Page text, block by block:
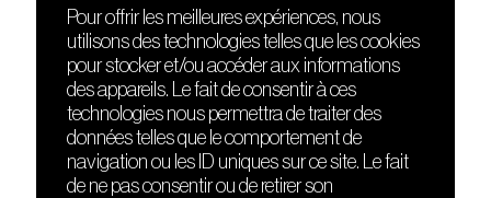
DÉCOUVRIR
Le lieu
Contact
Presse
Cours de DJing
TMLAB
FRIENDS
Nuits sonores
HEAT
Hôtel71
La Gaîté Lyrique
Pour offrir les meilleures expériences, nous
utilisons des technologies telles que les cookies
pour stocker et/ou accéder aux informations
des appareils. Le fait de consentir à ces
technologies nous permettra de traiter des
données telles que le comportement de
navigation ou les ID uniques sur ce site. Le fait
de ne pas consentir ou de retirer son